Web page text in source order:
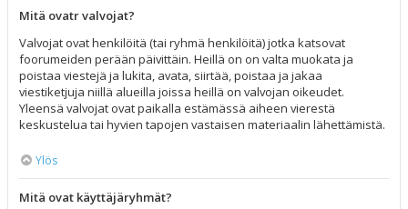
Mitä ovatr valvojat?
Valvojat ovat henkilöitä (tai ryhmä henkilöitä) jotka katsovat
foorumeiden perään päivittäin. Heillä on on valta muokata ja
poistaa viestejä ja lukita, avata, siirtää, poistaa ja jakaa
viestiketjuja niillä alueilla joissa heillä on valvojan oikeudet.
Yleensä valvojat ovat paikalla estämässä aiheen vierestä
keskustelua tai hyvien tapojen vastaisen materiaalin lähettämistä.
Ylös
Mitä ovat käyttäjäryhmät?